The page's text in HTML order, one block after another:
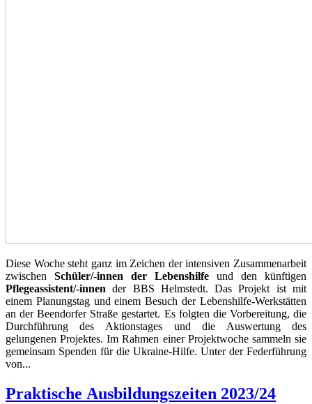
Diese Woche steht ganz im Zeichen der intensiven Zusammenarbeit
zwischen Schüler/-innen der Lebenshilfe und den künftigen
Pflegeassistent/-innen der BBS Helmstedt. Das Projekt ist mit
einem Planungstag und einem Besuch der Lebenshilfe-Werkstätten
an der Beendorfer Straße gestartet. Es folgten die Vorbereitung, die
Durchführung des Aktionstages und die Auswertung des
gelungenen Projektes. Im Rahmen einer Projektwoche sammeln sie
gemeinsam Spenden für die Ukraine-Hilfe. Unter der Federführung
von...
Praktische Ausbildungszeiten 2023/24